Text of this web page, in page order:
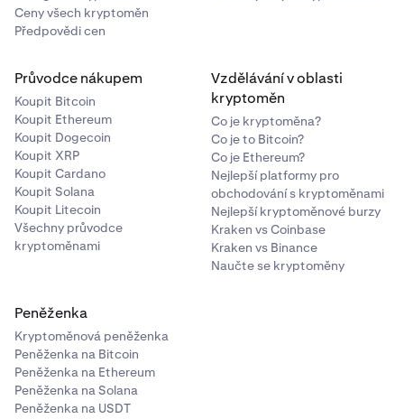
Ceny všech kryptoměn
Předpovědi cen
Průvodce nákupem
Koupit Bitcoin
Koupit Ethereum
Koupit Dogecoin
Koupit XRP
Koupit Cardano
Koupit Solana
Koupit Litecoin
Všechny průvodce
kryptoměnami
Vzdělávání v oblasti
kryptoměn
Co je kryptoměna?
Co je to Bitcoin?
Co je Ethereum?
Nejlepší platformy pro
obchodování s kryptoměnami
Nejlepší kryptoměnové burzy
Kraken vs Coinbase
Kraken vs Binance
Naučte se kryptoměny
Peněženka
Kryptoměnová peněženka
Peněženka na Bitcoin
Peněženka na Ethereum
Peněženka na Solana
Peněženka na USDT